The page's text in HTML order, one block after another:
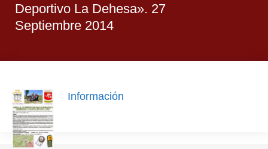
Deportivo La Dehesa». 27
Septiembre 2014
Información